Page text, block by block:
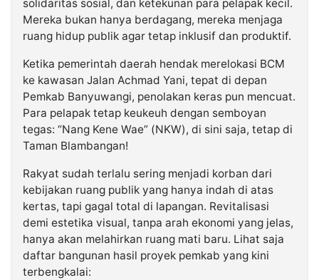
solidaritas sosial, dan ketekunan para pelapak kecil.
Mereka bukan hanya berdagang, mereka menjaga
ruang hidup publik agar tetap inklusif dan produktif.
Ketika pemerintah daerah hendak merelokasi BCM
ke kawasan Jalan Achmad Yani, tepat di depan
Pemkab Banyuwangi, penolakan keras pun mencuat.
Para pelapak tetap keukeuh dengan semboyan
tegas: “Nang Kene Wae” (NKW), di sini saja, tetap di
Taman Blambangan!
Rakyat sudah terlalu sering menjadi korban dari
kebijakan ruang publik yang hanya indah di atas
kertas, tapi gagal total di lapangan. Revitalisasi
demi estetika visual, tanpa arah ekonomi yang jelas,
hanya akan melahirkan ruang mati baru. Lihat saja
daftar bangunan hasil proyek pemkab yang kini
terbengkalai: